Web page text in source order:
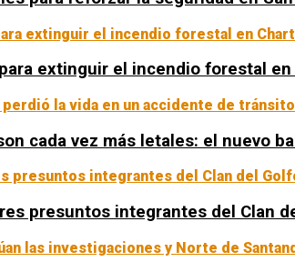
extinguir el incendio forestal
cada vez más letales: el nuevo
presuntos integrantes del Clan